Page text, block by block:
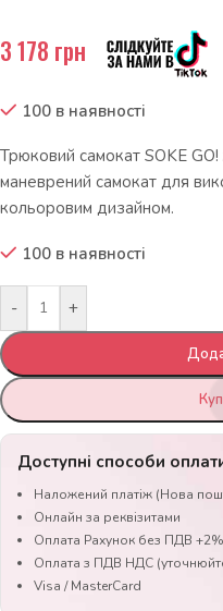
3 178 грн
100 в наявності
Трюковий самокат SOKE GO!
маневрений самокат для
кольоровим дизайном.
100 в наявності
- +
Доступні способи
Наложений платіж (Нова
Онлайн за реквізитами
Оплата Рахунок без ПДВ +2%
Оплата з ПДВ НДС
Visa / MasterCard